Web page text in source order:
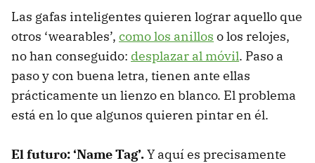
Las gafas inteligentes quieren lograr aquello que
otros ‘wearables’, como los anillos o los relojes,
no han conseguido: desplazar al móvil. Paso a
paso y con buena letra, tienen ante ellas
prácticamente un lienzo en blanco. El problema
está en lo que algunos quieren pintar en él.
El futuro: ‘Name Tag’.Y aquí es precisamente